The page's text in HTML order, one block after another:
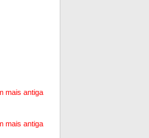
mais antiga
mais antiga